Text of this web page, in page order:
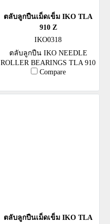
ตลับลูกปืนเม็ดเข็ม IKO TLA
910 Z
IKO0318
ตลับลูกปืน IKO NEEDLE
ROLLER BEARINGS TLA 910
Z
Compare
ตลับลูกปืนเม็ดเข็ม IKO TLA